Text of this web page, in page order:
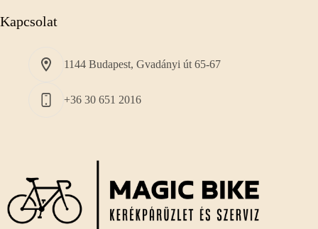
Kapcsolat
1144 Budapest, Gvadányi út 65-67
+36 30 651 2016